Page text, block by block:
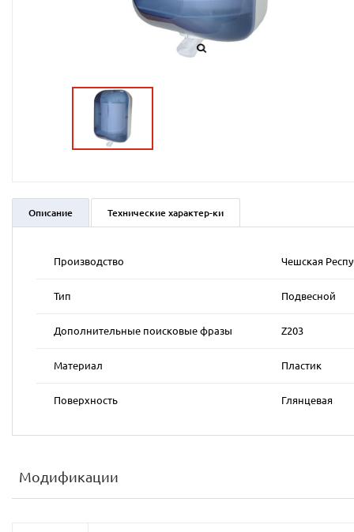
Описание Технические характер-ки
Производство Чешская
Тип Подвесной
Дополнительные поисковые фразы Z203
Материал Пластик
Поверхность Глянцевая
Модификации